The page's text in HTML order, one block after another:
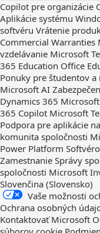
out
on
RSS
Copilot pre organizácie
Aplikácie systému
softvéru Vrátenie
Commercial Warranties
vzdelávanie Microsoft
365 Education Office
Ponuky pre študentov a
Microsoft AI
Dynamics 365
365 Copilot Microsoft
Podpora pre aplikácie
komunita spoločnosti
Power Platform
Zamestnanie Správy
spoločnosti Microsoft
Slovenčina (Slovensko)
Vaše možnosti
Ochrana osobných
Kontaktovať Microsoft